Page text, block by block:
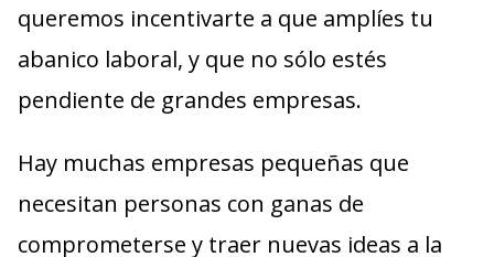
queremos incentivarte a que amplíes tu
abanico laboral, y que no sólo estés
pendiente de grandes empresas.
Hay muchas empresas pequeñas que
necesitan personas con ganas de
comprometerse y traer nuevas ideas a la